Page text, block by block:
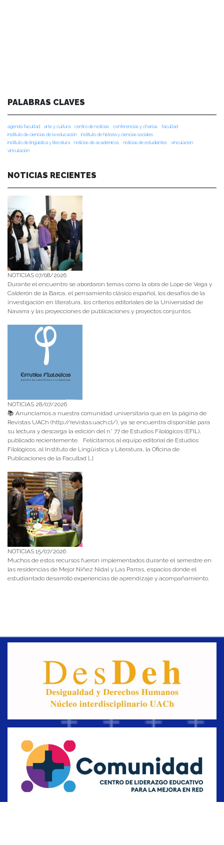
PALABRAS CLAVES
agenda facultad arte y cultura centro de noticias conferencias y charlas
facultad
instituto de ciencias de la educación
instituto de historia y ciencias sociales
instituto de lingüística y literatura
noticias de académicos noticias de estudiantes
vinculacion
vinculación
NOTICIAS RECIENTES
NOTICIAS 07/08/2026
Durante el encuentro se abordaron temas como la obra de Lope de Vega y
Calderón de la Barca, el pensamiento clásico español, los desafíos de la
investigación en literatura, los criterios editoriales de la Universidad de
Navarra y las proyecciones de publicaciones y proyectos conjuntos.
NOTICIAS 28/07/2026
📚 Anunciamos a nuestra comunidad universitaria que en la página de
Revistas UACh (http://revistas.uach.cl/), ya se encuentra disponible para
su lectura y descarga la edición del n° 77 de Estudios Filológicos (EFIL),
publicado recientemente. Felicitamos al equipo editorial de Estudios
Filológicos, al Instituto de Lingüística y Literatura, la Oficina de
Publicaciones de la Facultad […]
NOTICIAS 15/07/2026
Muchos de estos recursos fueron implementados durante el semestre en
las residencias de Mejor Niñez Nidal y Las Parras, espacios donde el
estudiantado desarrolló experiencias de aprendizaje y acompañamiento.